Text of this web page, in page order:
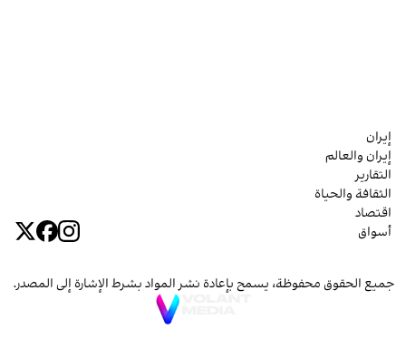
إيران
إيران والعالم
التقارير
الثقافة والحياة
اقتصاد
أسواق
جميع الحقوق محفوظة، يسمح بإعادة نشر المواد بشرط الإشارة إلى المصدر.